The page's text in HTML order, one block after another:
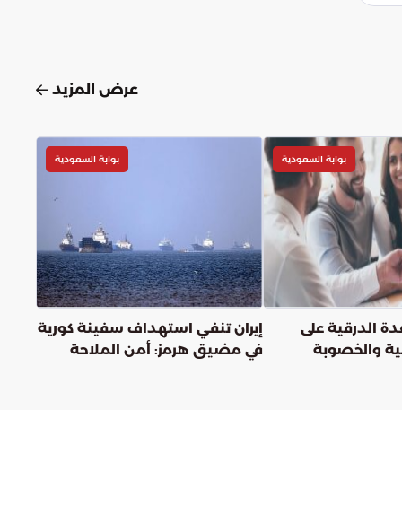
عرض المزيد
بوابة السعودية
الدرقية على
والخصوبة
بوابة السعودية
إيران تنفي استهداف سفينة كورية
في مضيق هرمز: أمن الملاحة